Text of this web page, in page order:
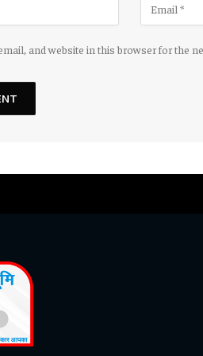
and website in this browser for the